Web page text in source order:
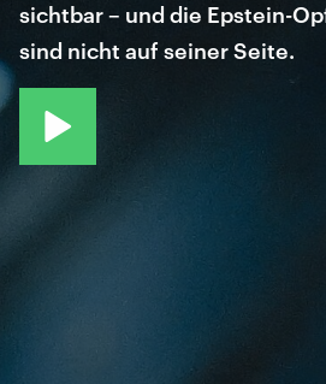
sichtbar – und die Epstein-
sind nicht auf seiner Seite.